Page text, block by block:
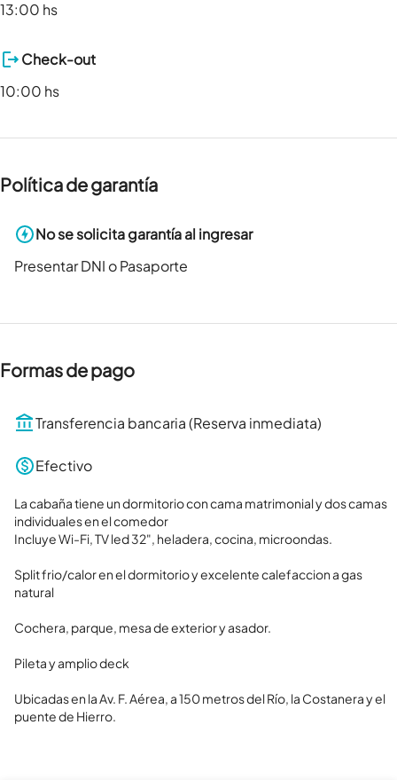
13:00 hs
Check-out
10:00 hs
Política de garantía
No se solicita garantía al ingresar
Presentar DNI o Pasaporte
Formas de pago
Transferencia bancaria (Reserva inmediata)
Efectivo
La cabaña tiene un dormitorio con cama matrimonial y dos camas
individuales en el comedor
Incluye Wi-Fi, TV led 32", heladera, cocina, microondas.
Split frio/calor en el dormitorio y excelente calefaccion a gas
natural
Cochera, parque, mesa de exterior y asador.
Pileta y amplio deck
Ubicadas en la Av. F. Aérea, a 150 metros del Río, la Costanera y el
puente de Hierro.